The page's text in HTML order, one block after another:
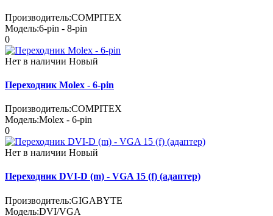
Производитель:COMPITEX
Модель:6-pin - 8-pin
0
Нет в наличии Новый
Переходник Molex - 6-pin
Производитель:COMPITEX
Модель:Molex - 6-pin
0
Нет в наличии Новый
Переходник DVI-D (m) - VGA 15 (f) (адаптер)
Производитель:GIGABYTE
Модель:DVI/VGA